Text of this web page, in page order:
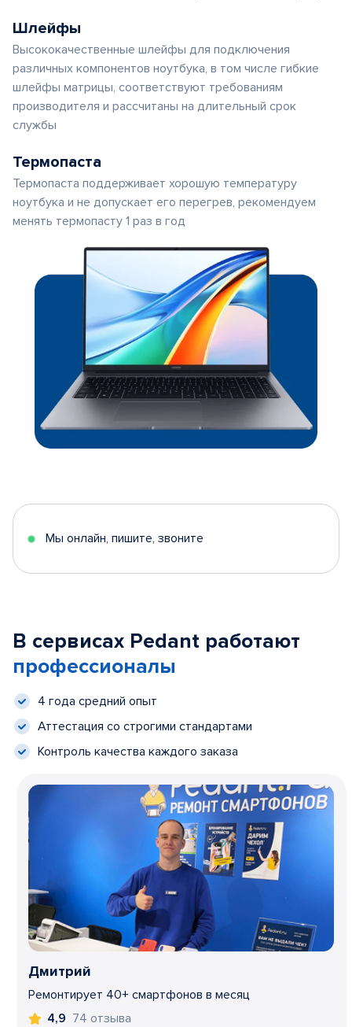
Шлейфы
Высококачественные шлейфы для подключения
различных компонентов ноутбука, в том числе гибкие
шлейфы матрицы, соответствуют требованиям
производителя и рассчитаны на длительный срок
службы
Термопаста
Термопаста поддерживает хорошую температуру
ноутбука и не допускает его перегрев, рекомендуем
менять термопасту 1 раз в год
Мы онлайн, пишите, звоните
В сервисах Pedant работают
профессионалы
4 года средний опыт
Аттестация со строгими стандартами
Контроль качества каждого заказа
Дмитрий
Ремонтирует 40+ смартфонов в месяц
4,9 74 отзыва